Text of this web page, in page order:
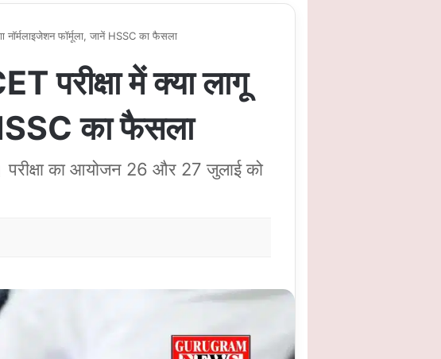
नॉर्मलाइजेशन फॉर्मूला, जानें HSSC का फैसला
परीक्षा में क्या लागू
का फैसला
परीक्षा का आयोजन 26 और 27 जुलाई को